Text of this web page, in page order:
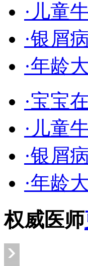
·儿童
·银屑
·年龄
·宝宝
·儿童
·银屑
·年龄
权威医师